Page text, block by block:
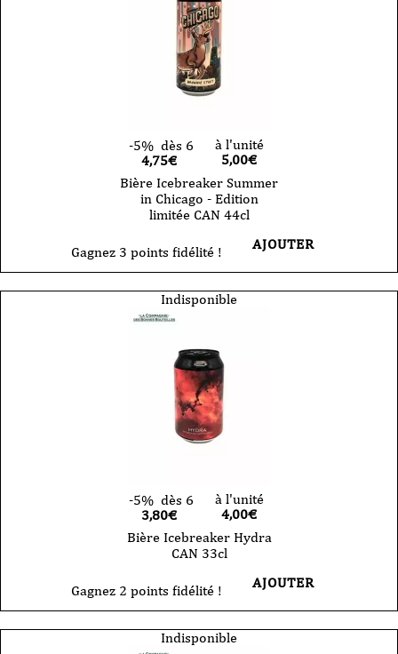
-5% dès 6
4,75€
à l'unité
5,00€
Bière Icebreaker Summer
in Chicago - Edition
limitée CAN 44cl
Gagnez 3 points fidélité ! AJOUTER
Indisponible
-5% dès 6
3,80€
à l'unité
4,00€
Bière Icebreaker Hydra
CAN 33cl
Gagnez 2 points fidélité ! AJOUTER
Indisponible